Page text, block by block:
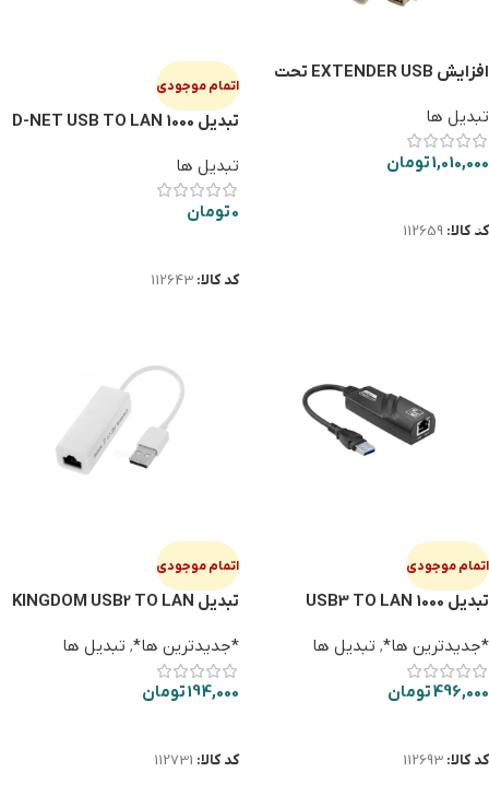
افزایش EXTENDER USB تحت
تبدیل ها
1,010,000تومان
کد کالا: 112659
اتمام موجودی
تبدیل D-NET USB TO LAN 1000
تبدیل ها
0تومان
کد کالا: 112643
اتمام موجودی
تبدیل USB3 TO LAN 1000
*جدیدترین ها*, تبدیل ها
496,000تومان
کد کالا: 112693
اتمام موجودی
تبدیل KINGDOM USB2 TO LAN
*جدیدترین ها*, تبدیل ها
194,000تومان
کد کالا: 112731